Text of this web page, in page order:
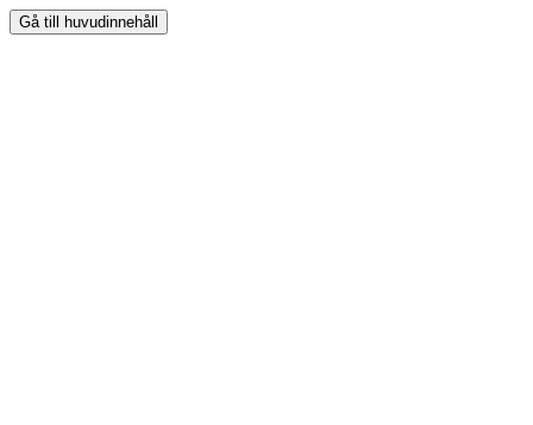
Gå till huvudinnehåll